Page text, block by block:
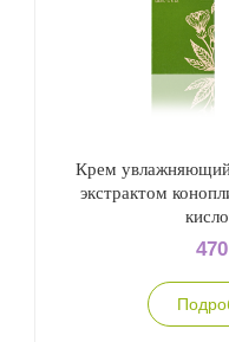
Крем
экстрактом
470